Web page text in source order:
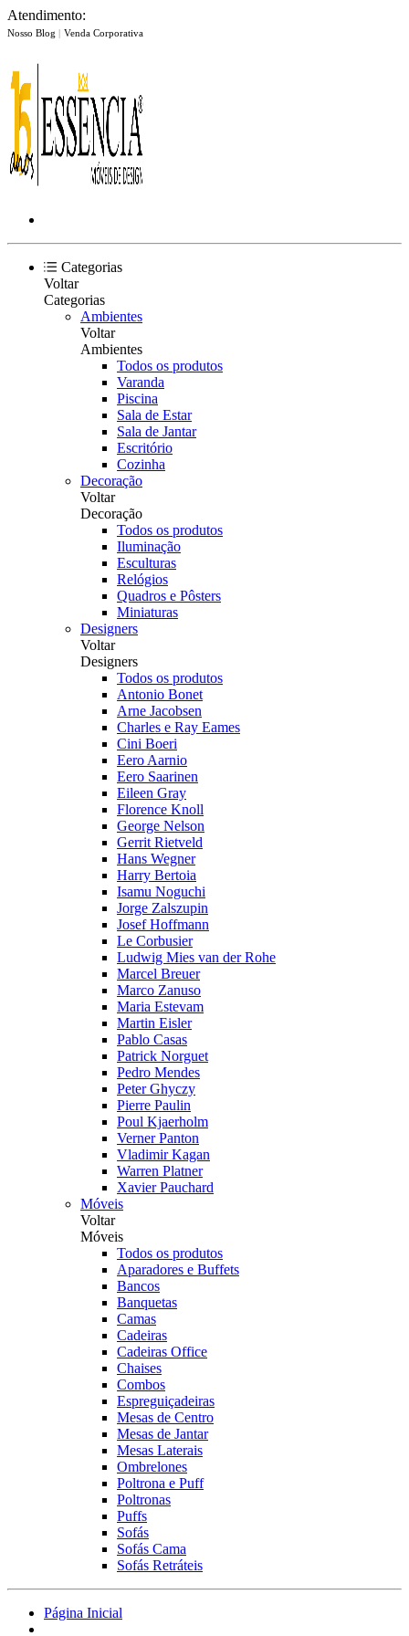
Atendimento:
Nosso Blog | Venda Corporativa
Categorias
Voltar
Categorias
Ambientes
Voltar
Ambientes
Todos os produtos
Varanda
Piscina
Sala de Estar
Sala de Jantar
Escritório
Cozinha
Decoração
Voltar
Decoração
Todos os produtos
Iluminação
Esculturas
Relógios
Quadros e Pôsters
Miniaturas
Designers
Voltar
Designers
Todos os produtos
Antonio Bonet
Arne Jacobsen
Charles e Ray Eames
Cini Boeri
Eero Aarnio
Eero Saarinen
Eileen Gray
Florence Knoll
George Nelson
Gerrit Rietveld
Hans Wegner
Harry Bertoia
Isamu Noguchi
Jorge Zalszupin
Josef Hoffmann
Le Corbusier
Ludwig Mies van der Rohe
Marcel Breuer
Marco Zanuso
Maria Estevam
Martin Eisler
Pablo Casas
Patrick Norguet
Pedro Mendes
Peter Ghyczy
Pierre Paulin
Poul Kjaerholm
Verner Panton
Vladimir Kagan
Warren Platner
Xavier Pauchard
Móveis
Voltar
Móveis
Todos os produtos
Aparadores e Buffets
Bancos
Banquetas
Camas
Cadeiras
Cadeiras Office
Chaises
Combos
Espreguiçadeiras
Mesas de Centro
Mesas de Jantar
Mesas Laterais
Ombrelones
Poltrona e Puff
Poltronas
Puffs
Sofás
Sofás Cama
Sofás Retráteis
Página Inicial